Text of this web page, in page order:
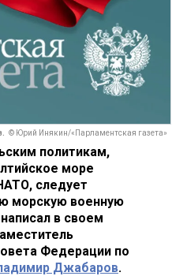
© Юрий Инякин/«Парламентская газета»
политикам,
море
следует
морскую военную
в своем
Федерации по
Джабаров.